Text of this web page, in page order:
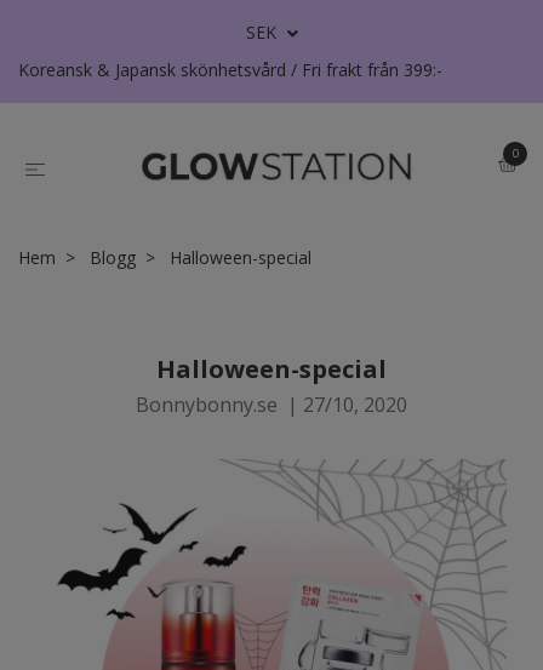
SEK
Koreansk & Japansk skönhetsvård / Fri frakt från 399:-
0
Hem Blogg Halloween-special
Halloween-special
Bonnybonny.se | 27/10, 2020